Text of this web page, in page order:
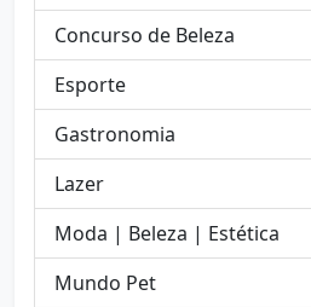
Concurso de Beleza
Esporte
Gastronomia
Lazer
Moda | Beleza | Estética
Mundo Pet